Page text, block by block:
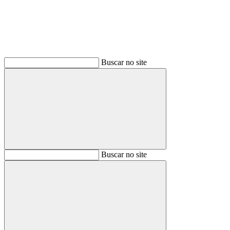
Buscar no site
BuscarBuscar no site